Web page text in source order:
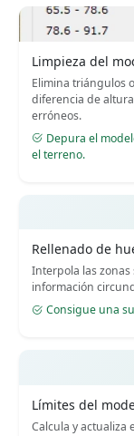
Limpieza del
Elimina triángulos
diferencia de
erróneos.
Depura el
el terreno.
Rellenado de
Interpola las
información
Consigue una
Límites del
Calcula y actualiza